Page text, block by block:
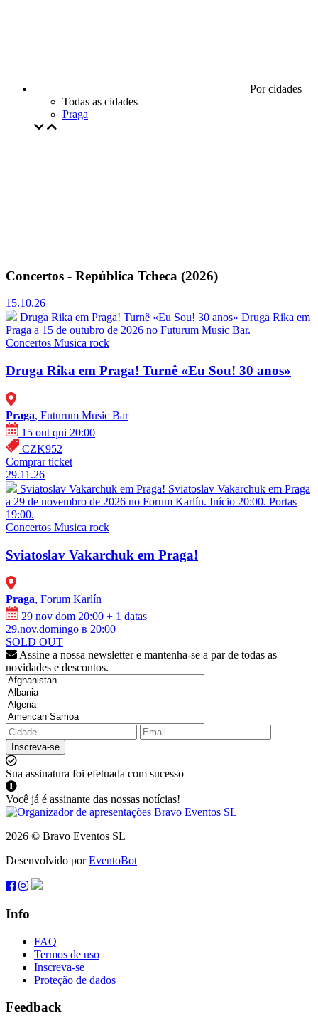
Por cidades
Todas as cidades
Praga
Concertos - República Tcheca (2026)
15.10.26
Druga Rika em Praga! Turnê «Eu Sou! 30 anos» Druga Rika em
Praga a 15 de outubro de 2026 no Futurum Music Bar.
Concertos Musica rock
Druga Rika em Praga! Turnê «Eu Sou! 30 anos»
Praga, Futurum Music Bar
15 out qui 20:00
CZK952
Comprar ticket
29.11.26
Sviatoslav Vakarchuk em Praga! Sviatoslav Vakarchuk em Praga
a 29 de novembro de 2026 no Forum Karlín. Início 20:00. Portas
19:00.
Concertos Musica rock
Sviatoslav Vakarchuk em Praga!
Praga, Forum Karlín
29 nov dom 20:00 + 1 datas
29.nov.domingo в 20:00
SOLD OUT
Assine a nossa newsletter e mantenha-se a par de todas as
novidades e descontos.
Inscreva-se
Sua assinatura foi efetuada com sucesso
Você já é assinante das nossas notícias!
2026 © Bravo Eventos SL
Desenvolvido porEventoBot
Info
FAQ
Termos de uso
Inscreva-se
Proteção de dados
Feedback